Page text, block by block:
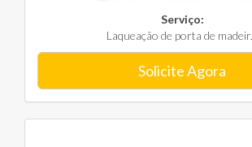
Serviço:
Laqueação de porta de
Solicite Agora